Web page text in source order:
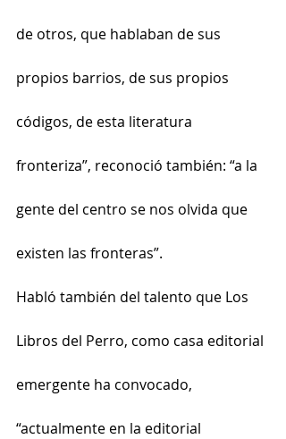
de otros, que hablaban de sus
propios barrios, de sus propios
códigos, de esta literatura
fronteriza”, reconoció también: “a la
gente del centro se nos olvida que
existen las fronteras”.
Habló también del talento que Los
Libros del Perro, como casa editorial
emergente ha convocado,
“actualmente en la editorial